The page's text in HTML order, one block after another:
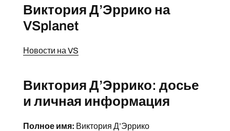
Виктория Д’Эррико на
VSplanet
Новости на VS
Виктория Д’Эррико: досье
и личная информация
Полное имя: Виктория Д’Эррико